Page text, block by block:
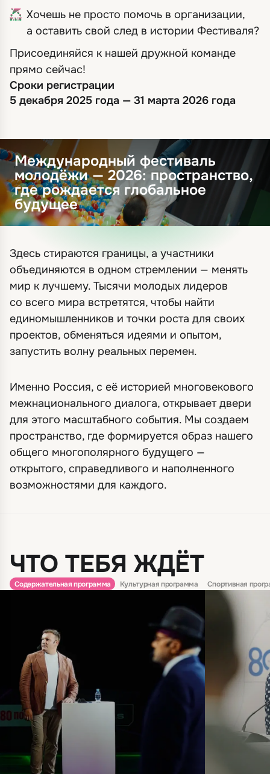
Хочешь не просто помочь в организации,
а оставить свой след в истории Фестиваля?
Присоединяйся к нашей дружной команде
прямо сейчас!
Сроки регистрации
5 декабря 2025 года — 31 марта 2026 года
Международный фестиваль
молодёжи — 2026: пространство,
где рождается глобальное
будущее
Здесь стираются границы, а участники
объединяются в одном стремлении — менять
мир к лучшему. Тысячи молодых лидеров
со всего мира встретятся, чтобы найти
единомышленников и точки роста для своих
проектов, обменяться идеями и опытом,
запустить волну реальных перемен.
Именно Россия, с её историей многовекового
межнационального диалога, открывает двери
для этого масштабного события. Мы создаем
пространство, где формируется образ нашего
общего многополярного будущего —
открытого, справедливого и наполненного
возможностями для каждого.
ЧТО ТЕБЯ ЖДЁТ
Содержательная программа Культурная программа Спортивная